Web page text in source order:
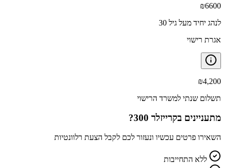
₪6600
לנהג יחיד מעל גיל 30
אגרת רישוי
₪4,200
תשלום שנתי למשרד הרישוי
מתעניינים בקרייזלר 300 ?
השאירו פרטים עכשיו ונעזור לכם לקבל הצעת רלוונטיות
ללא התחייבות